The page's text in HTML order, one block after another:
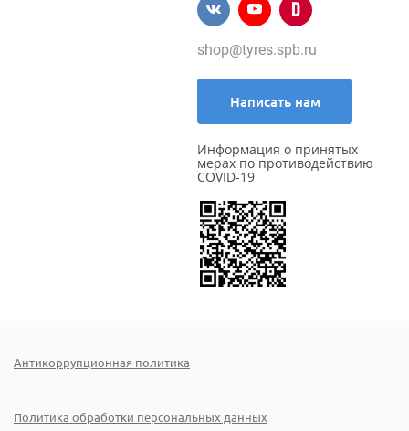
shop@tyres.spb.ru
Написать нам
Информация о принятых
мерах по противодействию
COVID-19
Антикоррупционная политика
Политика обработки персональных данных